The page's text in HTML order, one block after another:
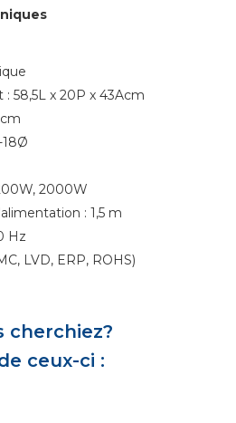
58,5L x 20P x 43Acm
18Ø
2000W
: 1,5 m
Hz
LVD, ERP, ROHS)
cherchiez?
ceux-ci :